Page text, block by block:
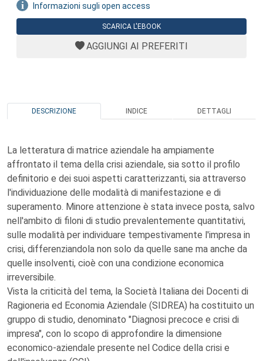
Informazioni sugli open access
SCARICA L'EBOOK
AGGIUNGI AI PREFERITI
DESCRIZIONE INDICE DETTAGLI
La letteratura di matrice aziendale ha ampiamente
affrontato il tema della crisi aziendale, sia sotto il profilo
definitorio e dei suoi aspetti caratterizzanti, sia attraverso
l'individuazione delle modalità di manifestazione e di
superamento. Minore attenzione è stata invece posta, salvo
nell'ambito di filoni di studio prevalentemente quantitativi,
sulle modalità per individuare tempestivamente l'impresa in
crisi, differenziandola non solo da quelle sane ma anche da
quelle insolventi, cioè con una condizione economica
irreversibile.
Vista la criticità del tema, la Società Italiana dei Docenti di
Ragioneria ed Economia Aziendale (SIDREA) ha costituito un
gruppo di studio, denominato "Diagnosi precoce e crisi di
impresa", con lo scopo di approfondire la dimensione
economico-aziendale presente nel Codice della crisi e